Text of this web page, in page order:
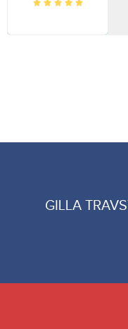
GILLA